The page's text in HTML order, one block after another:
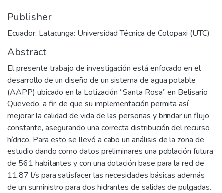
Publisher
Ecuador: Latacunga: Universidad Técnica de Cotopaxi (UTC)
Abstract
El presente trabajo de investigación está enfocado en el
desarrollo de un diseño de un sistema de agua potable
(AAPP) ubicado en la Lotización “Santa Rosa” en Belisario
Quevedo, a fin de que su implementación permita así
mejorar la calidad de vida de las personas y brindar un flujo
constante, asegurando una correcta distribución del recurso
hídrico. Para esto se llevó a cabo un análisis de la zona de
estudio dando como datos preliminares una población futura
de 561 habitantes y con una dotación base para la red de
11.87 l/s para satisfacer las necesidades básicas además
de un suministro para dos hidrantes de salidas de pulgadas.